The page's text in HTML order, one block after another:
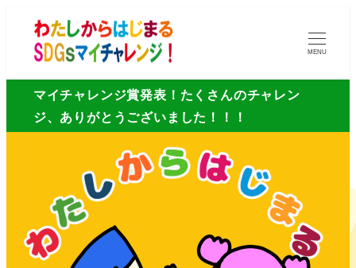
MENU
マイチャレンジ賞発表！たくさんのチャレン
ジ、ありがとうございました！！！